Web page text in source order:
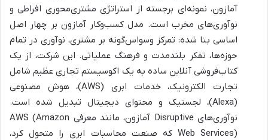
آمازون، نمونه‌ای برجسته از استراتژی مشتری‌محوری افراطی و
نوآوری‌های مخرب است. مدل کسب‌وکار آمازون بر چهار اصل
اساسی بنا شده: تمرکز وسواس‌گونه بر مشتری، نوآوری در تمام
حوزه‌ها، تفکر بلندمدت و فرهنگ عملیاتی. این شرکت، از یک
کتاب‌فروشی آنلاین ساده به یک اکوسیستم تجاری عظیم شامل
تجارت الکترونیک، خدمات ابری (AWS)، هوش مصنوعی
(Alexa)، لجستیک و محتوای دیجیتال تبدیل شده است.
نوآوری‌های Disruptive آمازون، مانند معرفی AWS (Amazon
Web Services) که صنعت محاسبات ابری را متحول کرد،